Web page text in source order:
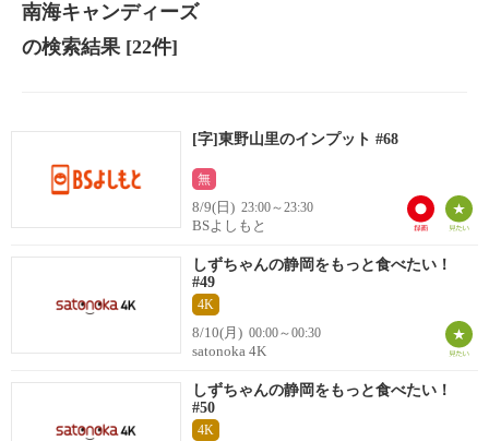
南海キャンディーズ
の検索結果[22件]
[字]東野山里のインプット #68
無
8/9(日) 23:00～23:30
BSよしもと
しずちゃんの静岡をもっと食べたい！
#49
4K
8/10(月) 00:00～00:30
satonoka 4K
しずちゃんの静岡をもっと食べたい！
#50
4K